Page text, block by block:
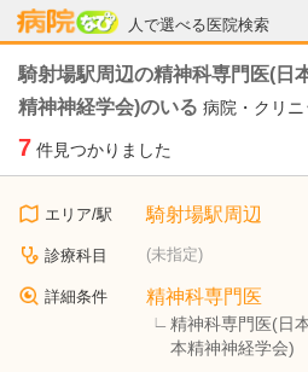
人で選べる医院検索
病院なび
騎射場駅周辺の精神科専門医(日
精神神経学会)のいる 病院・クリニ
7 件見つかりました
エリア/駅 騎射場駅周辺
診療科目 (未指定)
詳細条件 精神科専門医
精神科専門医(日
本精神神経学会)